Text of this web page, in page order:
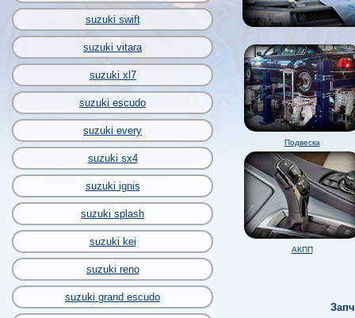
suzuki swift
suzuki vitara
suzuki xl7
suzuki escudo
suzuki every
suzuki sx4
suzuki ignis
suzuki splash
suzuki kei
suzuki reno
suzuki grand escudo
Подвеска
АКПП